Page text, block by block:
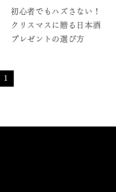
初心者でもハズさない！
クリスマスに贈る日本酒
プレゼントの選び方
1